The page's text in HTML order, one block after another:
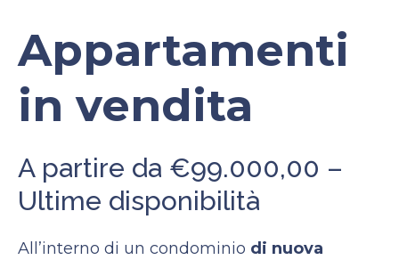
Appartamenti
in vendita
A partire da €99.000,00 –
Ultime disponibilità
All’interno di un condominio di nuova